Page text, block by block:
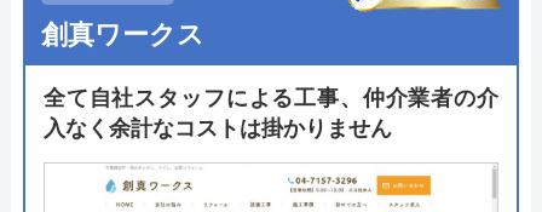
売されているためチェックしておくとよいでしょ
う。
現地調査や工事は土日に依頼することもできるので
るのがおすすめ。実際に価格見て他の業者と比較し
創真ワークス
全て自社スタッフによる工事、仲介業者の介
入なく余計なコストは掛かりません